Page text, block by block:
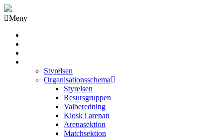
Meny
Styrelsen
Organisationsschema
Styrelsen
Resursgruppen
Valberedning
Kiosk i arenan
Arenasektion
Matchsektion